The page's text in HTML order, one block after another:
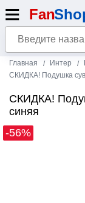
Главная Интер
СКИДКА! Подушка
СКИДКА!
синяя
-56%